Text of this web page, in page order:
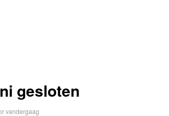
gesloten
vandergaag